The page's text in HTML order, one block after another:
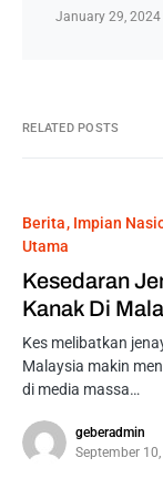
January 29, 2024
RELATED POSTS
Berita Impian
Utama
Kesedaran
Kanak Di
Kes melibatkan
Malaysia makin
di media massa…
geberadmin
September